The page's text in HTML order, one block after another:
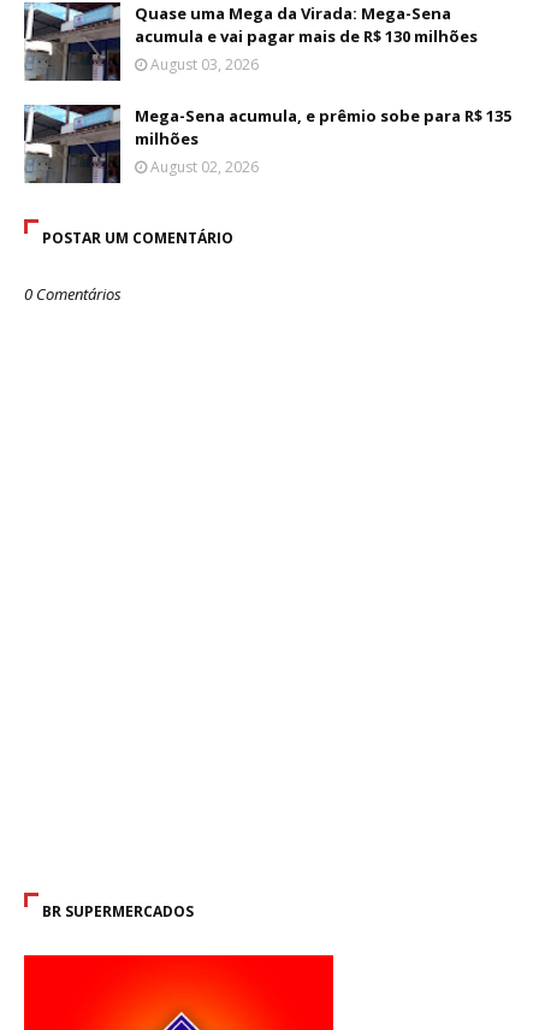
Quase uma Mega da Virada: Mega-Sena
acumula e vai pagar mais de R$ 130 milhões
August 03, 2026
Mega-Sena acumula, e prêmio sobe para R$ 135
milhões
August 02, 2026
POSTAR UM COMENTÁRIO
0 Comentários
BR SUPERMERCADOS